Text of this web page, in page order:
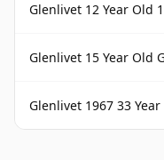
Glenlivet 12 Year Old
Glenlivet 15 Year Old
Glenlivet 1967 33